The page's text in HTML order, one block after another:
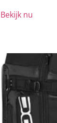
Bekijk nu